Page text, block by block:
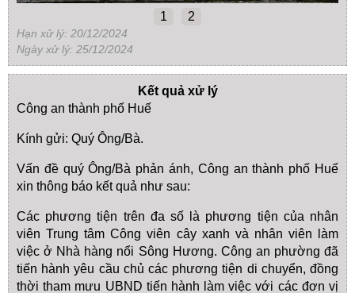
1 2
Hạn xử lý: 20/12/2024
Ngày xử lý: 25/12/2024
Kết quả xử lý
Công an thành phố Huế
Kính gửi: Quý Ông/Bà.
Vấn đề quý Ông/Bà phản ánh, Công an thành phố Huế
xin thông báo kết quả như sau:
Các phương tiện trên đa số là phương tiện của nhân
viên Trung tâm Công viên cây xanh và nhân viên làm
việc ở Nhà hàng nổi Sông Hương. Công an phường đã
tiến hành yêu cầu chủ các phương tiện di chuyển, đồng
thời tham mưu UBND tiến hành làm việc với các đơn vị